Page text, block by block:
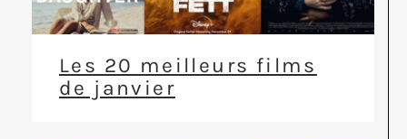
Les 20 meilleurs films
de janvier